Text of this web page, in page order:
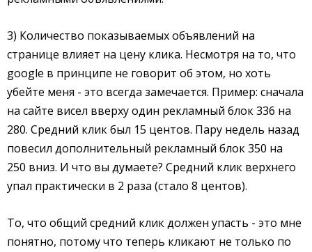
3) Количество показываемых объявлений на
странице влияет на цену клика. Несмотря на то, что
google в принципе не говорит об этом, но хоть
убейте меня - это всегда замечается. Пример: сначала
на сайте висел вверху один рекламный блок 336 на
280. Средний клик был 15 центов. Пару недель назад
повесил дополнительный рекламный блок 350 на
250 вниз. И что вы думаете? Средний клик верхнего
упал практически в 2 раза (стало 8 центов).
То, что общий средний клик должен упасть - это мне
понятно, потому что теперь кликают не только по